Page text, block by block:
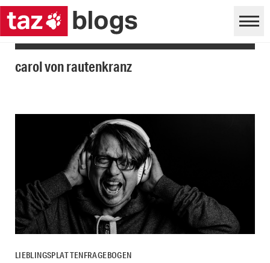
carol von rautenkranz
LIEBLINGSPLATTENFRAGEBOGEN